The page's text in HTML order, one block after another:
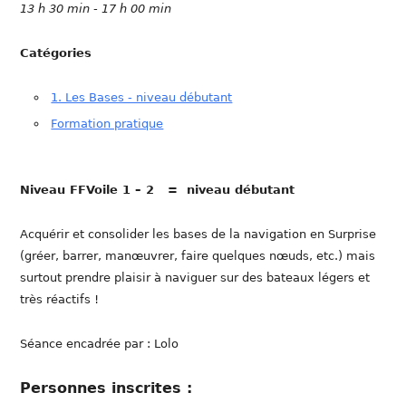
13 h 30 min - 17 h 00 min
Catégories
1. Les Bases - niveau débutant
Formation pratique
Niveau FFVoile 1 – 2 = niveau débutant
Acquérir et consolider les bases de la navigation en Surprise
(gréer, barrer, manœuvrer, faire quelques nœuds, etc.) mais
surtout prendre plaisir à naviguer sur des bateaux légers et
très réactifs !
Séance encadrée par : Lolo
Personnes inscrites :